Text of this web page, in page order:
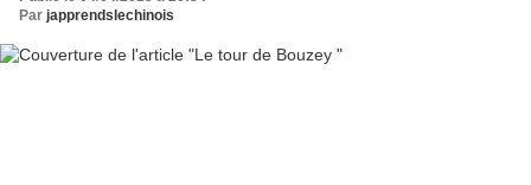
Par japprendslechinois